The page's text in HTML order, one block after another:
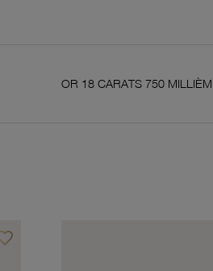
18 CARATS 750 MILLIÈMES
Ajouter à vos favoris